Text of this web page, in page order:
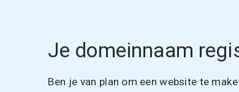
Je domeinnaam
Ben je van plan om een website te